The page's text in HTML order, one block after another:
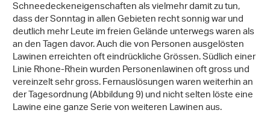
Schneedeckeneigenschaften als vielmehr damit zu tun,
dass der Sonntag in allen Gebieten recht sonnig war und
deutlich mehr Leute im freien Gelände unterwegs waren als
an den Tagen davor. Auch die von Personen ausgelösten
Lawinen erreichten oft eindrückliche Grössen. Südlich einer
Linie Rhone-Rhein wurden Personenlawinen oft gross und
vereinzelt sehr gross. Fernauslösungen waren weiterhin an
der Tagesordnung (Abbildung 9) und nicht selten löste eine
Lawine eine ganze Serie von weiteren Lawinen aus.